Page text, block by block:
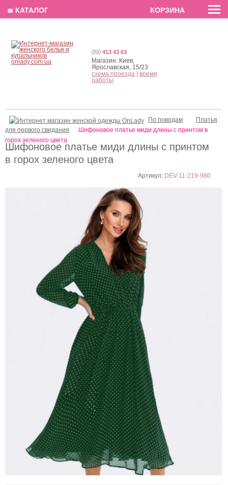
EN РУС
Шифоновое платье миди длины с принтом
в горох зеленого цвета
Артикул: DEV-11-219-980
По поводам
Платья
для первого свидания
Шифоновое платье миди длины с принтом в
горох зеленого цвета
050 413 43 63
Магазин: Киев,
Ярославская, 15/23
схема проезда
время
работы
≣ КАТАЛОГ КОРЗИНА